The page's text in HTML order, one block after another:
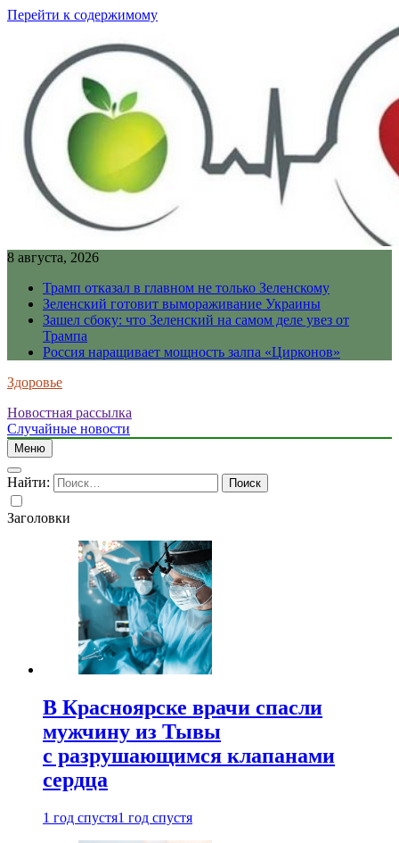
Перейти к содержимому
8 августа, 2026
Трамп отказал в главном не только Зеленскому
Зеленский готовит вымораживание Украины
Зашел сбоку: что Зеленский на самом деле увез от
Трампа
Россия наращивает мощность залпа «Цирконов»
Здоровье
Новостная рассылка
Случайные новости
Меню
Найти:
Заголовки
В Красноярске врачи спасли
мужчину из Тывы
с разрушающимся клапанами
сердца
1 год спустя1 год спустя